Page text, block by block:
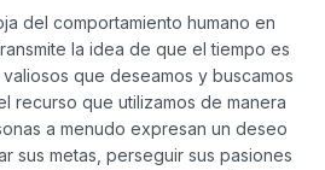
del comportamiento humano en
la idea de que el tiempo es
que deseamos y buscamos
recurso que utilizamos de manera
a menudo expresan un deseo
sus metas, perseguir sus pasiones